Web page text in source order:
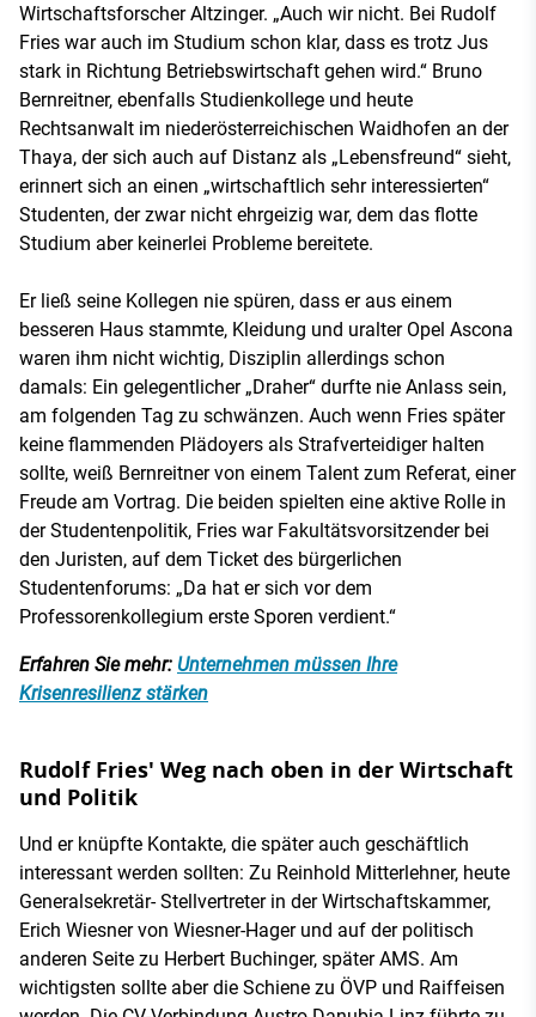
Wirtschaftsforscher Altzinger. „Auch wir nicht. Bei Rudolf
Fries war auch im Studium schon klar, dass es trotz Jus
stark in Richtung Betriebswirtschaft gehen wird.“ Bruno
Bernreitner, ebenfalls Studienkollege und heute
Rechtsanwalt im niederösterreichischen Waidhofen an der
Thaya, der sich auch auf Distanz als „Lebensfreund“ sieht,
erinnert sich an einen „wirtschaftlich sehr interessierten“
Studenten, der zwar nicht ehrgeizig war, dem das flotte
Studium aber keinerlei Probleme bereitete.
Er ließ seine Kollegen nie spüren, dass er aus einem
besseren Haus stammte, Kleidung und uralter Opel Ascona
waren ihm nicht wichtig, Disziplin allerdings schon
damals: Ein gelegentlicher „Draher“ durfte nie Anlass sein,
am folgenden Tag zu schwänzen. Auch wenn Fries später
keine flammenden Plädoyers als Strafverteidiger halten
sollte, weiß Bernreitner von einem Talent zum Referat, einer
Freude am Vortrag. Die beiden spielten eine aktive Rolle in
der Studentenpolitik, Fries war Fakultätsvorsitzender bei
den Juristen, auf dem Ticket des bürgerlichen
Studentenforums: „Da hat er sich vor dem
Professorenkollegium erste Sporen verdient.“
Erfahren Sie mehr: Unternehmen müssen Ihre
Krisenresilienz stärken
Rudolf Fries' Weg nach oben in der Wirtschaft
und Politik
Und er knüpfte Kontakte, die später auch geschäftlich
interessant werden sollten: Zu Reinhold Mitterlehner, heute
Generalsekretär- Stellvertreter in der Wirtschaftskammer,
Erich Wiesner von Wiesner-Hager und auf der politisch
anderen Seite zu Herbert Buchinger, später AMS. Am
wichtigsten sollte aber die Schiene zu ÖVP und Raiffeisen